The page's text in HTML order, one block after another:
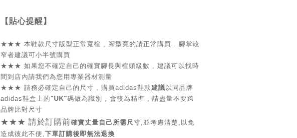
【貼心提醒】
★★★ 本鞋款尺寸版型正常寬楦 , 腳型寬的請正常購買 . 腳掌較
窄者建議可小半號購買
★★★ 如果您不確定自己的確實腳長與楦頭級數 , 建議可以找時
間到店內請我們為您用專業器材測量
★★★ 請務必確定自己的尺寸 , 購買adidas鞋款建議 以同品牌
adidas鞋盒上的 "UK"碼做為識別 , 會較為精準 , 請盡量不要跨
品牌比對尺寸
★★★ 請於訂購前確實丈量自己所需尺寸,並考慮清楚,以免
造成彼此不便,下單訂購後即無法退換